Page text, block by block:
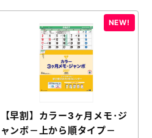
【早割】カラー3ヶ月メモ･ジ
ャンボ－上から順タイプ－